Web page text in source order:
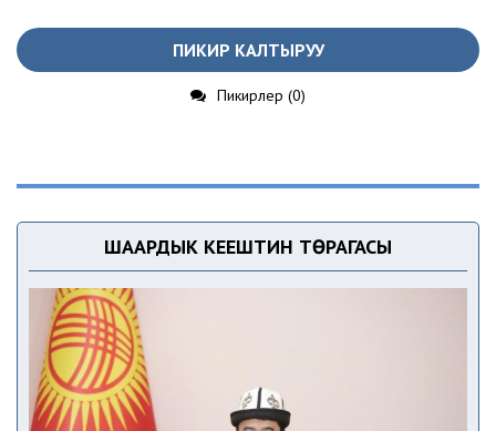
ПИКИР КАЛТЫРУУ
Пикирлер (0)
ШААРДЫК КЕҢЕШТИН ТӨРАГАСЫ